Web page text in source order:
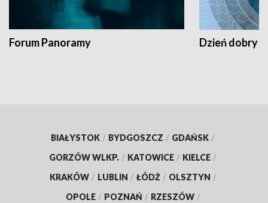
Forum Panoramy Dzień dobry
BIAŁYSTOK / BYDGOSZCZ / GDAŃSK /
GORZÓW WLKP. / KATOWICE / KIELCE /
KRAKÓW / LUBLIN / ŁÓDŹ / OLSZTYN /
OPOLE / POZNAŃ / RZESZÓW /